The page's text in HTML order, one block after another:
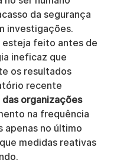
da segurança
investigações.
esteja feito antes de
ineficaz que
os resultados
recente
das organizações
na frequência
apenas no último
medidas reativas